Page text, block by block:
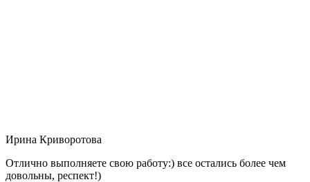
Ирина Криворотова
Отлично выполняете свою работу:) все остались более чем
довольны, респект!)